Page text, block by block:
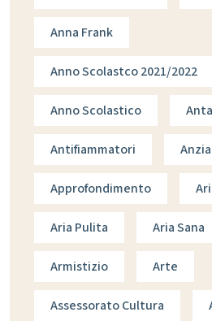
Anna Frank
Anno Scolastco 2021/2022
Anno Scolastico
Antifiammatori
Approfondimento
Aria Pulita Aria Sana
Armistizio Arte
Assessorato Cultura